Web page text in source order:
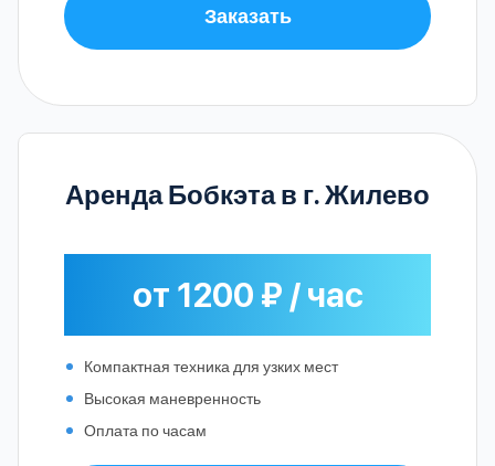
Заказать
Аренда Бобкэта в г. Жилево
от 1200 ₽ / час
Компактная техника для узких мест
Высокая маневренность
Оплата по часам